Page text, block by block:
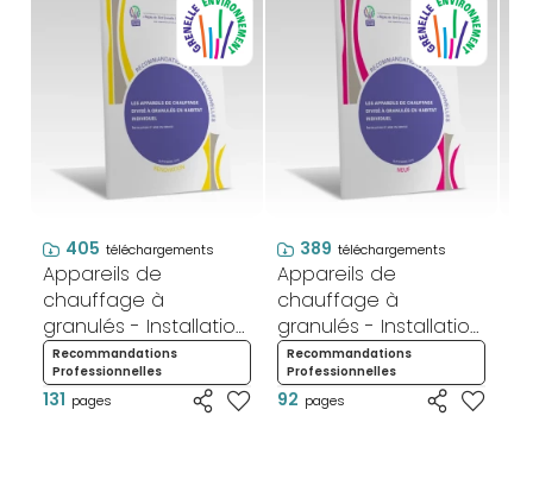
405 téléchargements
Appareils de
chauffage à
granulés - Installation
et mise en service -
Rénovation
Recommandations
Professionnelles
131 pages
389 téléchargements
Appareils de
chauffage à
granulés - Installation
et mise en service -
Neuf
Recommandations
Professionnelles
92 pages